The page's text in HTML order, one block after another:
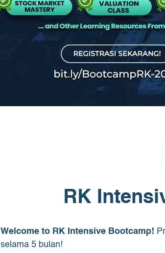
RK
Welcome to RK Intensive Bootcamp!
selama 5 bulan!